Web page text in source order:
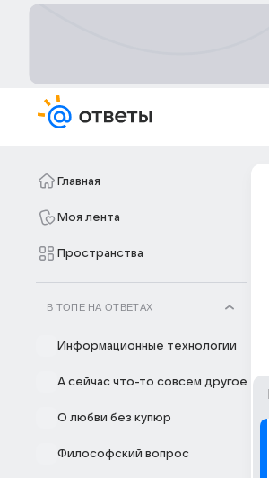
Главная
Моя лента
Пространства
В ТОПЕ НА ОТВЕТАХ
Информационные технологии
А сейчас что-то совсем другое
О любви без купюр
Философский вопрос